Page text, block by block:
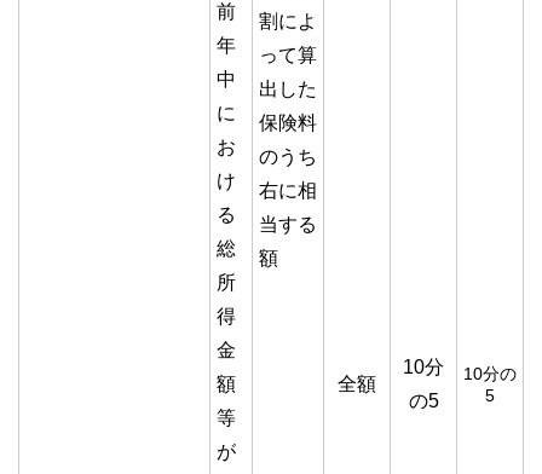
割によ
って算
出した
保険料
のうち
右に相
当する
額
前
年
中
に
お
け
る
総
所
得
金
額
等
が
全額
10分
の5
10分の
5